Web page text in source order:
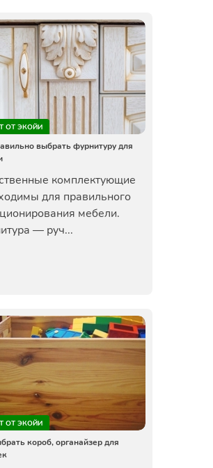
ОТ ЭКОЙИ
выбрать фурнитуру для
комплектующие
для правильного
мебели.
— руч...
ОТ ЭКОЙИ
короб, органайзер для